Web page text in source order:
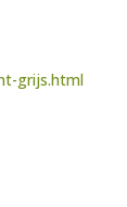
grijs.html